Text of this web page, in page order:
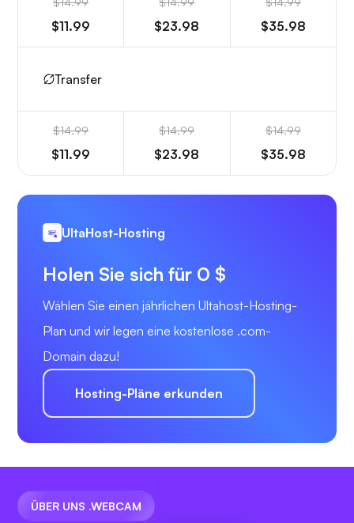
$11.99 $23.98 $35.98
Transfer
$14.99
$11.99
$14.99
$23.98
$14.99
$35.98
UltaHost-Hosting
Holen Sie sich für 0 $
Wählen Sie einen jährlichen Ultahost-Hosting-
Plan und wir legen eine kostenlose .com-
Domain dazu!
Hosting-Pläne erkunden
ÜBER UNS .WEBCAM